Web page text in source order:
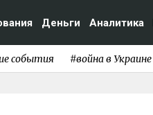
Деньги Аналитика
события #война в Украине